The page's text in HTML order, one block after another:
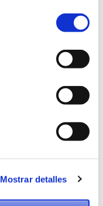
Mostrar detalles